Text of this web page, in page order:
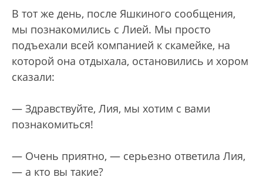
В тот же день, после Яшкиного сообщения,
мы познакомились с Лией. Мы просто
подъехали всей компанией к скамейке, на
которой она отдыхала, остановились и хором
сказали:
— Здравствуйте, Лия, мы хотим с вами
познакомиться!
— Очень приятно, — серьезно ответила Лия,
— а кто вы такие?